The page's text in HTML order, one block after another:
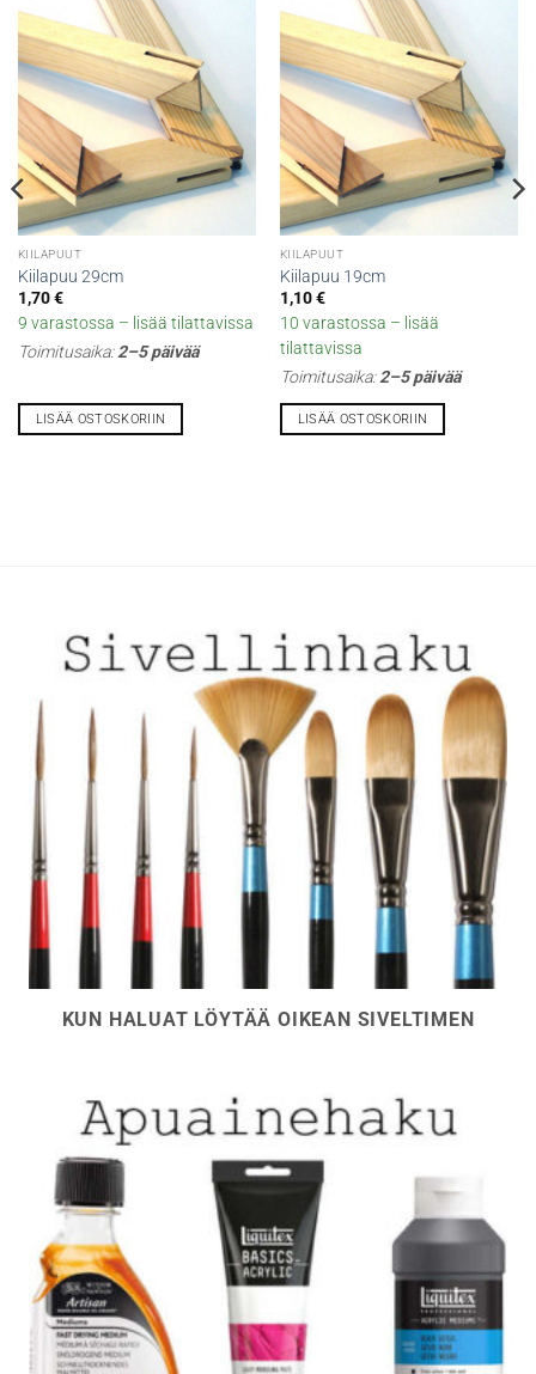
KIILAPUUT
Kiilapuu 29cm
1,70€
9 varastossa – lisää tilattavissa
Toimitusaika:2–5 päivää
LISÄÄ OSTOSKORIIN
KIILAPUUT
Kiilapuu 19cm
1,10€
10 varastossa – lisää
tilattavissa
Toimitusaika:2–5 päivää
LISÄÄ OSTOSKORIIN
KUN HALUAT LÖYTÄÄ OIKEAN SIVELTIMEN